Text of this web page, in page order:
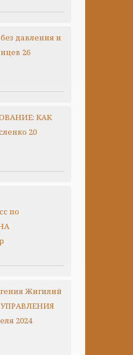
давления и
26
КАК
20
по
Жигилий
2024